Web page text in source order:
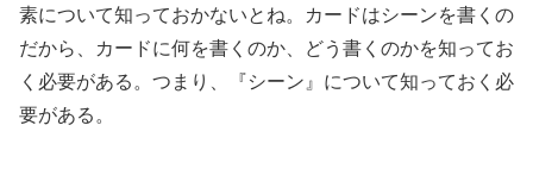
素について知っておかないとね。カードはシーンを書くの
だから、カードに何を書くのか、どう書くのかを知ってお
く必要がある。つまり、『シーン』について知っておく必
要がある。